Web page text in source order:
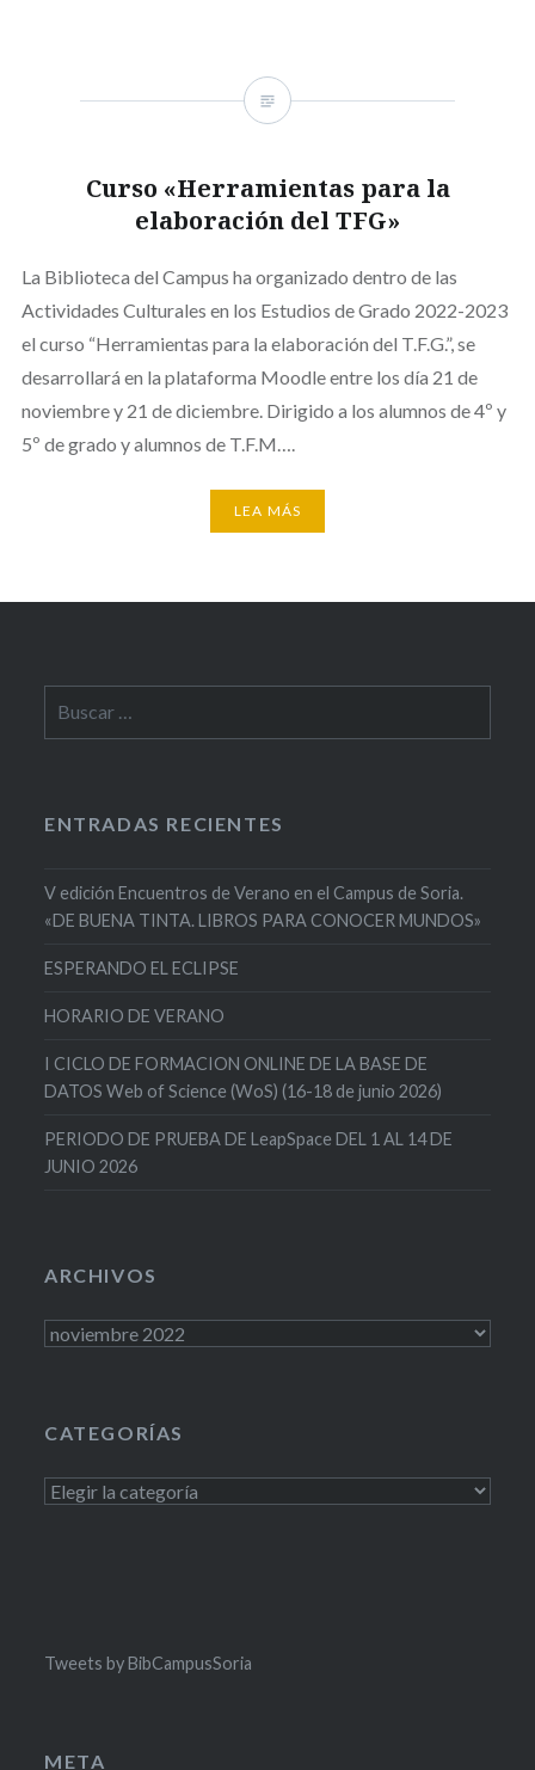
Curso «Herramientas para la
elaboración del TFG»
La Biblioteca del Campus ha organizado dentro de las
Actividades Culturales en los Estudios de Grado 2022-2023
el curso “Herramientas para la elaboración del T.F.G.”, se
desarrollará en la plataforma Moodle entre los día 21 de
noviembre y 21 de diciembre. Dirigido a los alumnos de 4º y
5º de grado y alumnos de T.F.M….
LEA MÁS
ENTRADAS RECIENTES
V edición Encuentros de Verano en el Campus de Soria.
«DE BUENA TINTA. LIBROS PARA CONOCER MUNDOS»
ESPERANDO EL ECLIPSE
HORARIO DE VERANO
I CICLO DE FORMACION ONLINE DE LA BASE DE
DATOS Web of Science (WoS) (16-18 de junio 2026)
PERIODO DE PRUEBA DE LeapSpace DEL 1 AL 14 DE
JUNIO 2026
ARCHIVOS
Archivos
CATEGORÍAS
Categorías
Tweets by BibCampusSoria
META